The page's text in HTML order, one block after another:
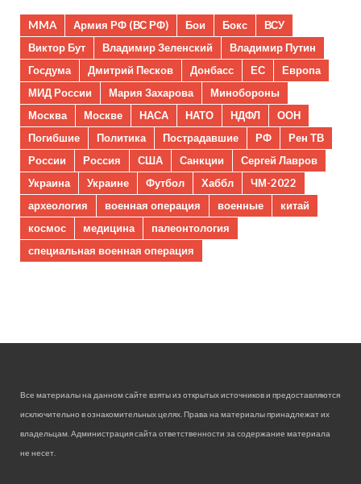
MMA Армия РФ (ВС РФ) Бои Бокс
ВСУ
Виктор Бут
Владимир Зеленский
Владимир Путин
Госдума
Дмитрий Песков Донбасс ЕС
Европа
МИД России
Мария Захарова
Минобороны
Москва
Москве НАСА НАТО НДФЛ
ООН
Погибшие
Политика Пострадавшие РФ
Рен ТВ
России
Россия США Санкции
Сергей Лавров
Украина
Украине Футбол Хаббл
ЧМ-2022
археология
военная операция военные
китай
космос
медицина
палеонтология
специальная военная операция
Все материалы на данном сайте взяты из открытых источников и предоставляются
исключительно в ознакомительных целях. Права на материалы принадлежат их
владельцам. Администрация сайта ответственности за содержание материала
не несет.